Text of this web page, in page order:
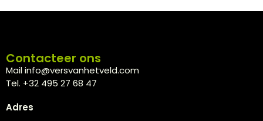
Contacteer ons
Mail info@versvanhetveld.com
Tel. +32 495 27 68 47
Adres